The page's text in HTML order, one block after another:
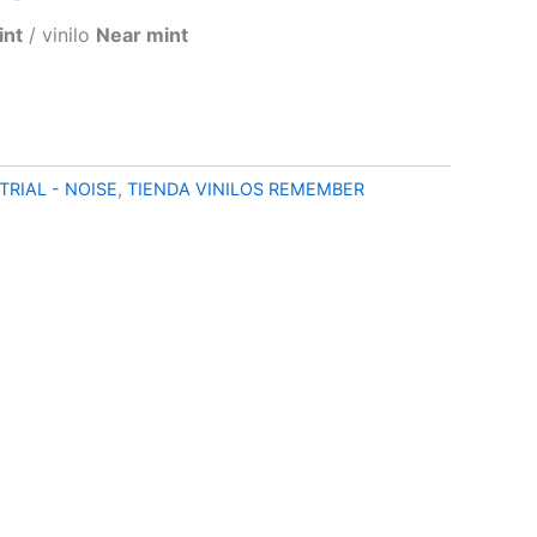
€.
precio
79,90 €.
/ vinilo Near mint
- NOISE, TIENDA VINILOS REMEMBER